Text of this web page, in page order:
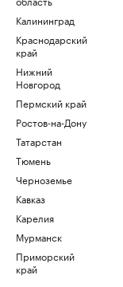
Калининград
Краснодарский
край
Нижний
Новгород
Пермский край
Ростов-на-Дону
Татарстан
Тюмень
Черноземье
Кавказ
Карелия
Мурманск
Приморский
край